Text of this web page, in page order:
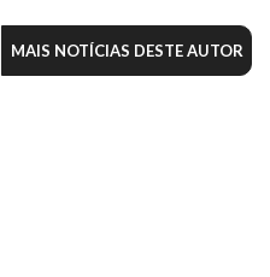
MAIS NOTÍCIAS DESTE AUTOR